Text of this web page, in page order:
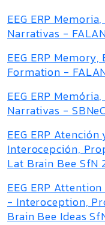
EEG ERP
Narrativas -
EEG ERP
Formation -
EEG ERP
Narrativas -
EEG ERP
Interocepción,
Lat Brain Bee SfN
EEG ERP
- Interoception,
Brain Bee Ideas